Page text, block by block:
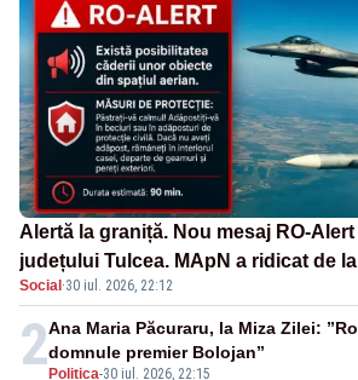
Alertă la graniță. Nou mesaj RO-Alert
județului Tulcea. MApN a ridicat de
F-16
Social ·30 iul. 2026, 22:12
2 Politica-30 iul. 2026, 22:15
Ana Maria Păcuraru, la Miza Zilei:
domnule premier Bolojan”